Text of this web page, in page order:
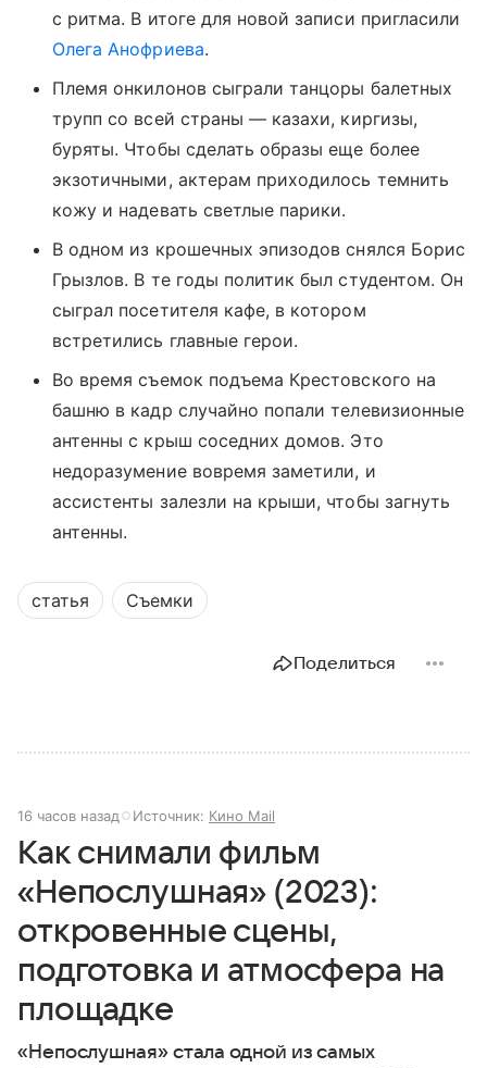
с ритма. В итоге для новой записи пригласили
Олега Анофриева.
Племя онкилонов сыграли танцоры балетных
трупп со всей страны — казахи, киргизы,
буряты. Чтобы сделать образы еще более
экзотичными, актерам приходилось темнить
кожу и надевать светлые парики.
В одном из крошечных эпизодов снялся Борис
Грызлов. В те годы политик был студентом. Он
сыграл посетителя кафе, в котором
встретились главные герои.
Во время съемок подъема Крестовского на
башню в кадр случайно попали телевизионные
антенны с крыш соседних домов. Это
недоразумение вовремя заметили, и
ассистенты залезли на крыши, чтобы загнуть
антенны.
статья Съемки
Поделиться
16 часов назад Источник: Кино Mail
Как снимали фильм
«Непослушная» (2023):
откровенные сцены,
подготовка и атмосфера на
площадке
«Непослушная» стала одной из самых